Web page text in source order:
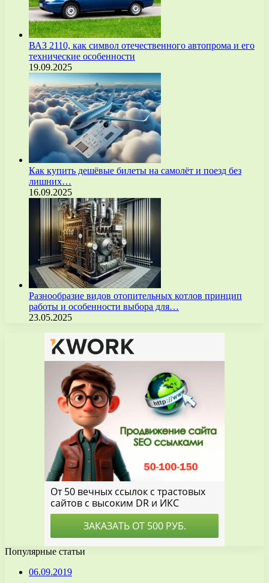
ВАЗ 2110, как символ отечественного автопрома и его
технические особенности
19.09.2025
Как купить дешёвые билеты на самолёт и поезд без
лишних…
16.09.2025
Разнообразие видов отопительных котлов принцип
работы и особенности выбора для…
23.05.2025
Популярные статьи
06.09.2019